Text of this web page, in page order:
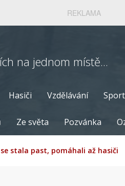
REKLAMA
na jednom místě...
Hasiči Vzdělávání Sport
Ze světa Pozvánka
stala past, pomáhali až hasiči